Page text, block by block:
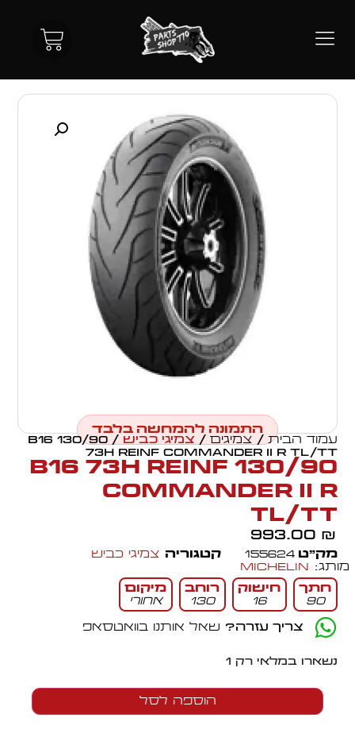
התמונה להמחשה בלבד
עמוד הבית/ צמיגים / צמיגי כביש
/ 130/90 B16
73H REINF COMMANDER II R TL/TT
130/90 B16 73H REINF
COMMANDER II R
TL/TT
993.00 ₪
מק״ט155624 קטגוריה צמיגי כביש
מותג: Michelin
חתך
90
חישוק
16
רוחב
130
מיקום
אחורי
צריך עזרה? שאל אותנו בוואטסאפ
נשארו במלאי רק 1
הוספה לסל